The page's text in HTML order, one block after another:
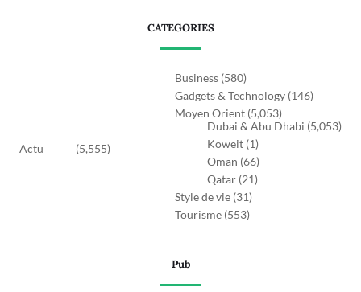
CATEGORIES
Actu (5,555)
Business (580)
Gadgets & Technology (146)
Moyen Orient (5,053)
Dubai & Abu Dhabi (5,053)
Koweit (1)
Oman (66)
Qatar (21)
Style de vie (31)
Tourisme (553)
Pub